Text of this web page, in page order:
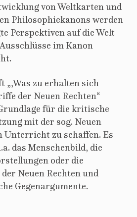
von Weltkarten und
Philosophiekanons werden
Perspektiven auf die Welt
im Kanon
„,Was zu erhalten sich
der Neuen Rechten“
für die kritische
mit der sog. Neuen
Unterricht zu schaffen. Es
das Menschenbild, die
oder die
Neuen Rechten und
Gegenargumente.